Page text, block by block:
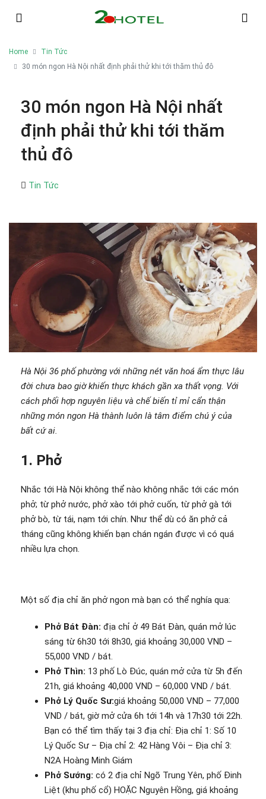
Home
Tin Tức
30 món ngon Hà Nội nhất định phải thử khi tới thăm thủ đô
30 món ngon Hà Nội nhất
định phải thử khi tới thăm
thủ đô
Tin Tức
Hà Nội 36 phố phường với những nét văn hoá ẩm thực lâu
đời chưa bao giờ khiến thực khách gần xa thất vọng. Với
cách phối hợp nguyên liệu và chế biến tỉ mỉ cẩn thận
những món ngon Hà thành luôn là tâm điểm chú ý của
bất cứ ai.
1. Phở
Nhắc tới Hà Nội không thể nào không nhắc tới các món
phở; từ phở nước, phở xào tới phở cuốn, từ phở gà tới
phở bò, từ tái, nạm tới chín. Như thể dù có ăn phở cả
tháng cũng không khiến bạn chán ngán được vì có quá
nhiều lựa chọn.
Một số địa chỉ ăn phở ngon mà bạn có thể nghía qua:
Phở Bát Đàn: địa chỉ ở 49 Bát Đàn, quán mở lúc
sáng từ 6h30 tới 8h30, giá khoảng 30,000 VND –
55,000 VND / bát.
Phở Thìn: 13 phố Lò Đúc, quán mở cửa từ 5h đến
21h, giá khoảng 40,000 VND – 60,000 VND / bát.
Phở Lý Quốc Sư:giá khoảng 50,000 VND – 77,000
VND / bát, giờ mở cửa 6h tới 14h và 17h30 tới 22h.
Bạn có thể tìm thấy tại 3 địa chỉ: Địa chỉ 1: Số 10
Lý Quốc Sư – Địa chỉ 2: 42 Hàng Vôi – Địa chỉ 3:
N2A Hoàng Minh Giám
Phở Sướng: có 2 địa chỉ Ngõ Trung Yên, phố Đinh
Liệt (khu phố cổ) HOẶC Nguyên Hồng, giá khoảng